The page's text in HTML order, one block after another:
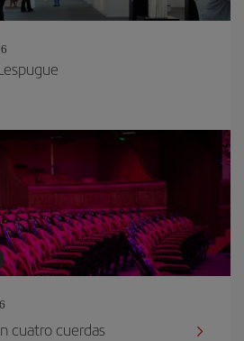
cuatro cuerdas